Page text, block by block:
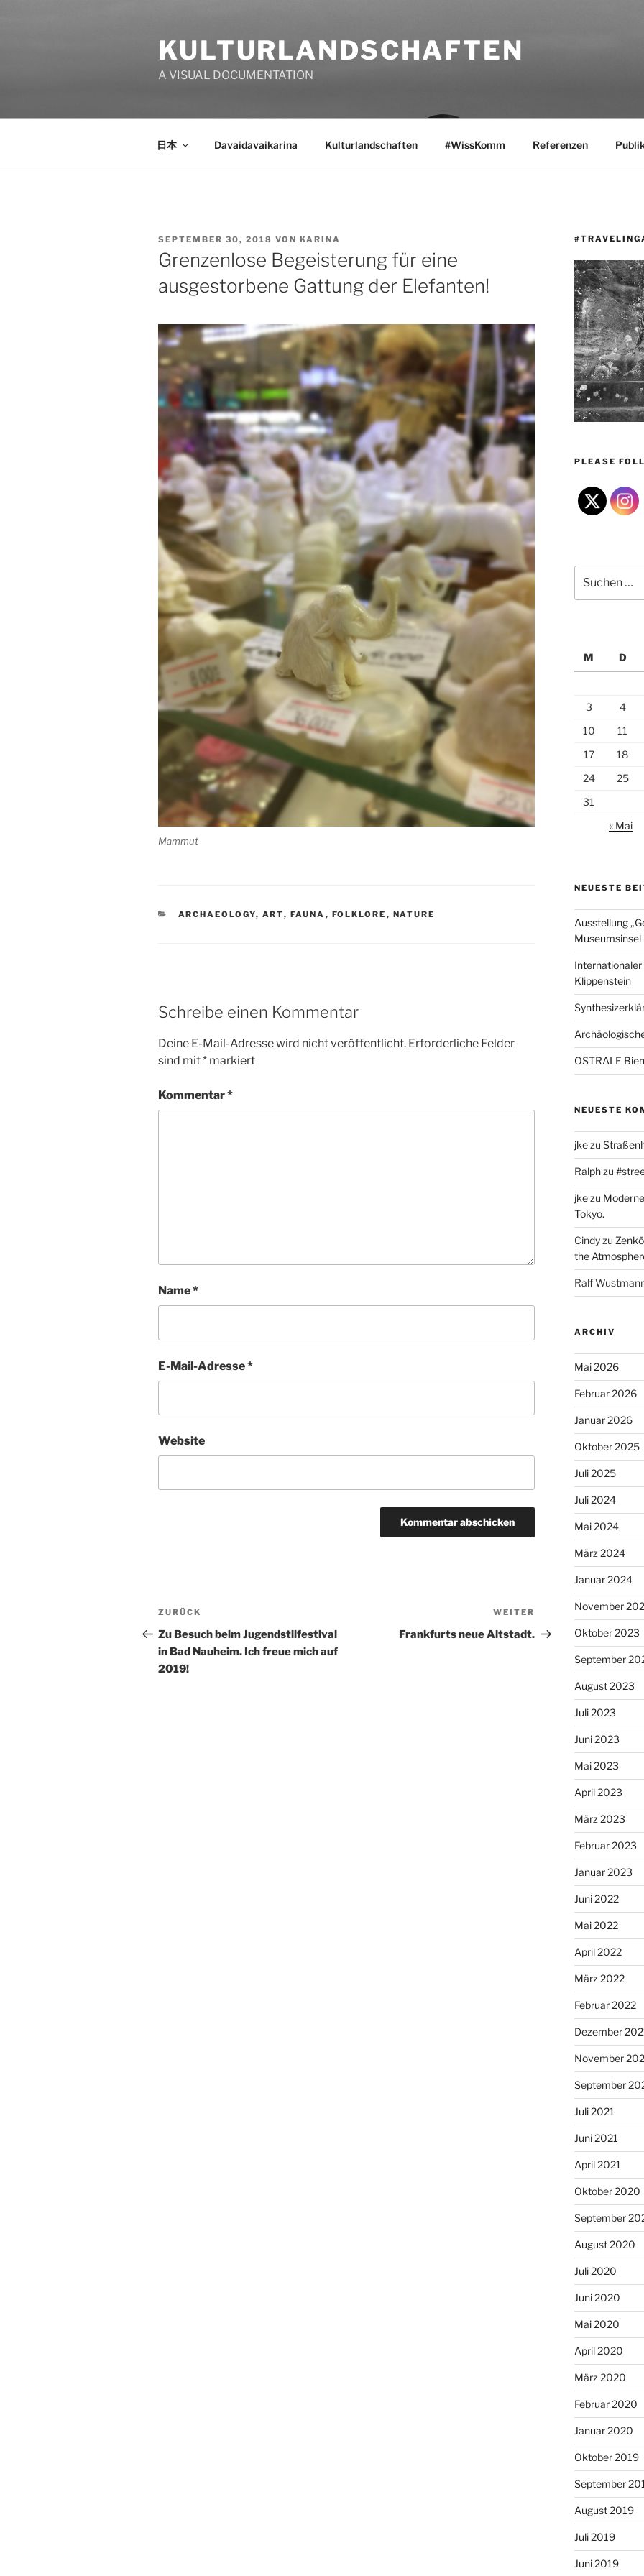
KULTURLANDSCHAFTEN
A VISUAL DOCUMENTATION
日本 Davaidavaikarina Kulturlandschaften #WissKomm Referenzen
VERÖFFENTLICHT
AM
SEPTEMBER 30, 2018 VON KARINA
Grenzenlose Begeisterung für eine
ausgestorbene Gattung der Elefanten!
Mammut
KATEGORIEN
ARCHAEOLOGY, ART, FAUNA , FOLKLORE , NATURE
Schreibe einen Kommentar
Deine E-Mail-Adresse wird nicht veröffentlicht. Erforderliche Felder
sind mit* markiert
Kommentar*
Name*
E-Mail-Adresse*
Website
Beitragsnavigation
Vorheriger
Beitrag
ZURÜCK
Zu Besuch beim Jugendstilfestival
in Bad Nauheim. Ich freue mich auf
2019!
Nächster
Beitrag
WEITER
Frankfurts neue Altstadt.
PLEASE
nach:
M D
3
4
10
11
17
18
24
25
31
« Mai
NEUESTE
Ausstellung
Museumsinsel
Klippenstein
OSTRALE
NEUESTE
jkezu
Ralphzu
jkezu
Tokyo.
Cindyzu
the
Ralf
ARCHIV
Mai 2026
Februar 2026
Januar 2026
Oktober 2025
Juli 2025
Juli 2024
Mai 2024
März 2024
Januar 2024
November
Oktober 2023
September
August 2023
Juli 2023
Juni 2023
Mai 2023
April 2023
März 2023
Februar 2023
Januar 2023
Juni 2022
Mai 2022
April 2022
März 2022
Februar 2022
Dezember
November
September
Juli 2021
Juni 2021
April 2021
Oktober 2020
September
August 2020
Juli 2020
Juni 2020
Mai 2020
April 2020
März 2020
Februar 2020
Januar 2020
Oktober 2019
September
August 2019
Juli 2019
Juni 2019